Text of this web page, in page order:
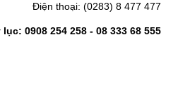
Điện thoại: (0283) 8 477 477
0908 254 258 - 08 333 68 555